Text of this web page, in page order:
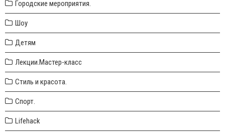
Городские мероприятия.
Шоу
Детям
Лекции.Мастер-класс
Стиль и красота.
Спорт.
Lifehack